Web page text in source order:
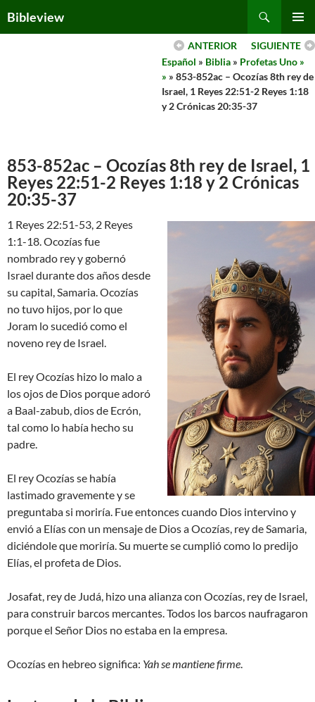
toBibleview
MENU
SIGUIENTE
ANTERIOR
Español » Biblia » Profetas Uno »
» » 853-852ac – Ocozías 8th rey de
Israel, 1 Reyes 22:51-2 Reyes 1:18
y 2 Crónicas 20:35-37
853-852ac – Ocozías 8th rey de Israel, 1
Reyes 22:51-2 Reyes 1:18 y 2 Crónicas
20:35-37
1 Reyes 22:51-53, 2 Reyes
1:1-18. Ocozías fue
nombrado rey y gobernó
Israel durante dos años desde
su capital, Samaria. Ocozías
no tuvo hijos, por lo que
Joram lo sucedió como el
noveno rey de Israel.
El rey Ocozías hizo lo malo a
los ojos de Dios porque adoró
a Baal-zabub, dios de Ecrón,
tal como lo había hecho su
padre.
El rey Ocozías se había
lastimado gravemente y se
preguntaba si moriría. Fue entonces cuando Dios intervino y
envió a Elías con un mensaje de Dios a Ocozías, rey de Samaria,
diciéndole que moriría. Su muerte se cumplió como lo predijo
Elías, el profeta de Dios.
Josafat, rey de Judá, hizo una alianza con Ocozías, rey de Israel,
para construir barcos mercantes. Todos los barcos naufragaron
porque el Señor Dios no estaba en la empresa.
Ocozías en hebreo significa: Yah se mantiene firme.